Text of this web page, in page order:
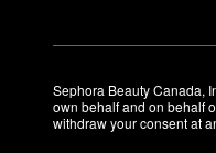
Sephora Beauty Canada,
own behalf and on behalf
withdraw your consent at